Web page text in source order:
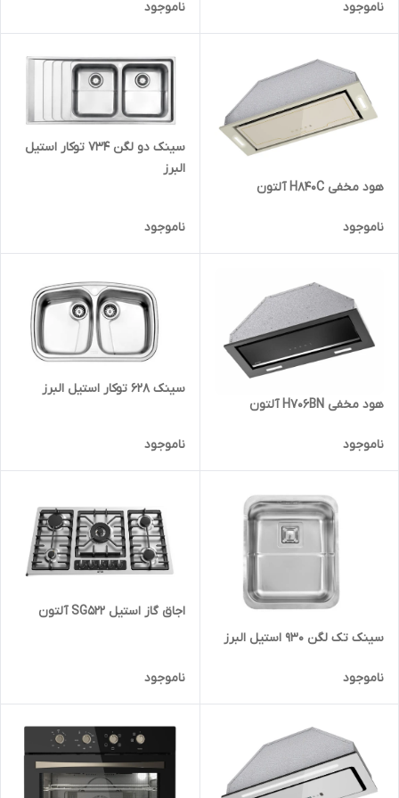
ناموجود ناموجود
هود مخفی H840C آلتون
ناموجود
سینک دو لگن 734 توکار استیل
البرز
ناموجود
هود مخفی H706BN آلتون
ناموجود
سینک 628 توکار استیل البرز
ناموجود
سینک تک لگن 930 استیل البرز
ناموجود
اجاق گاز استیل SG522 آلتون
ناموجود